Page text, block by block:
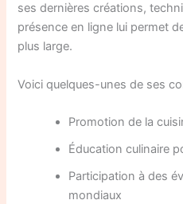
ses dernières créations,
présence en ligne lui permet
plus large.
Voici quelques-unes de ses
Promotion de la
Éducation culinaire
Participation à des
mondiaux